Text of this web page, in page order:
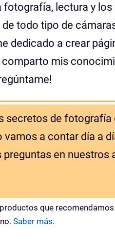
fotografía, lectura y
todo tipo de
dedicado a crear
mis
secretos de
a contar día a
en nuestros
que
Saber más.